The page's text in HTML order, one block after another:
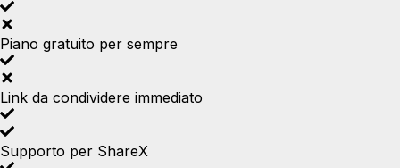
Piano gratuito per sempre
Link da condividere immediato
Supporto per ShareX